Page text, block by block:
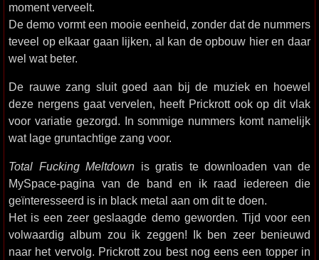
moment verveelt.
De demo vormt een mooie eenheid, zonder dat de nummers
teveel op elkaar gaan lijken, al kan de opbouw hier en daar
wel wat beter.
De rauwe zang sluit goed aan bij de muziek en hoewel
deze nergens gaat vervelen, heeft Prickrott ook op dit vlak
voor variatie gezorgd. In sommige nummers komt namelijk
wat lage gruntachtige zang voor.
Total Fucking Meltdown is gratis te downloaden van de
MySpace-pagina van de band en ik raad iedereen die
geïnteresseerd is in black metal aan om dit te doen.
Het is een zeer geslaagde demo geworden. Tijd voor een
volwaardig album zou ik zeggen! Ik ben zeer benieuwd
naar het vervolg. Prickrott zou best nog eens een topper in